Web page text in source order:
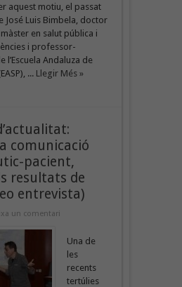
aquest motiu, el passat
José Luis Bimbela, doctor
en salut pública i
i professor-
l’Escuela Andaluza de
... Llegir Més »
comunicació
pacient,
resultats de
entrevista)
un comentari
Una de
les
recents
tertúlies